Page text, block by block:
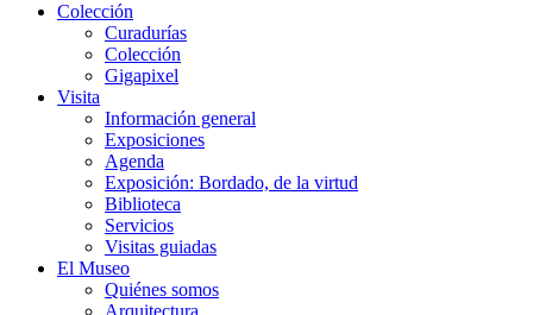
Colección
Curadurías
Colección
Gigapixel
Visita
Información general
Exposiciones
Agenda
Exposición: Bordado, de la virtud
Biblioteca
Servicios
Visitas guiadas
El Museo
Quiénes somos
Arquitectura